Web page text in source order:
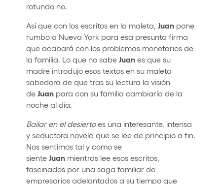
rotundo no.
Así que con los escritos en la maleta, Juanpone
rumbo a Nueva York para esa presunta firma
que acabará con los problemas monetarios de
la familia. Lo que no sabe Juanes que su
madre introdujo esos textos en su maleta
sabedora de que tras su lectura la visión
de Juanpara con su familia cambiaría de la
noche al día.
Bailar en el desiertoes una interesante, intensa
y seductora novela que se lee de principio a fin.
Nos sentimos tal y como se
siente Juanmientras lee esos escritos,
fascinados por una saga familiar de
empresarios adelantados a su tiempo que